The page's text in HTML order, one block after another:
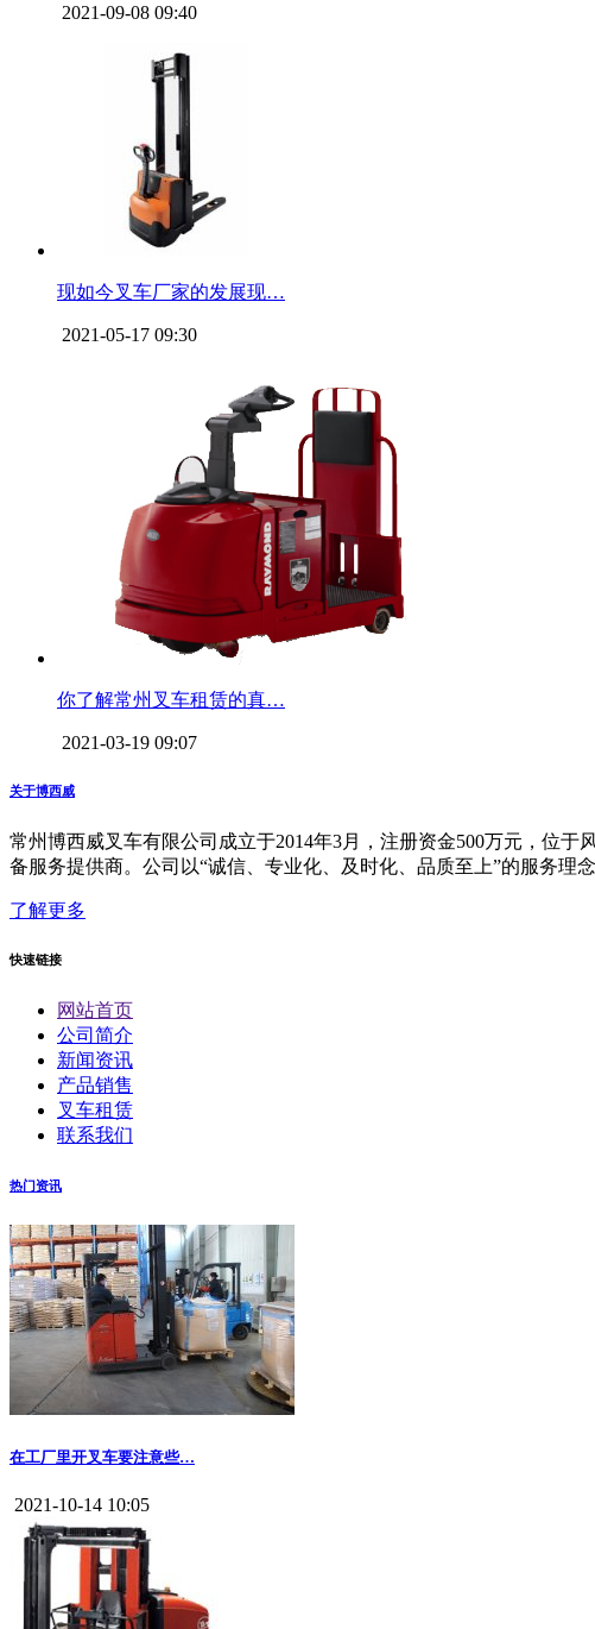
2021-09-08 09:40
现如今叉车厂家的发展现…
2021-05-17 09:30
你了解常州叉车租赁的真…
2021-03-19 09:07
关于博西威
常州博西威叉车有限公司成立于2014年3月，注册资金500万元，
备服务提供商。公司以“诚信、专业化、及时化、品质至上”的服务
了解更多
快速链接
网站首页
公司简介
新闻资讯
产品销售
叉车租赁
联系我们
热门资讯
在工厂里开叉车要注意些…
2021-10-14 10:05